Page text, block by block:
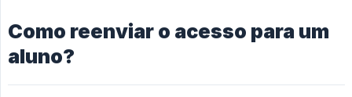
Como reenviar o acesso para um
aluno?